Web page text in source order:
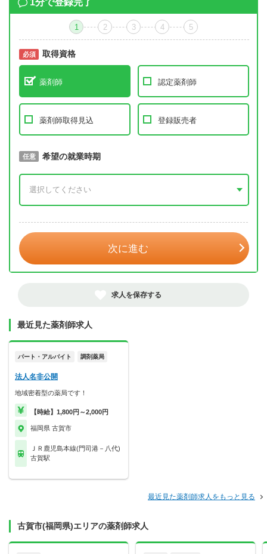
1分で登録完了
1 2 3 4 5
必須 取得資格
薬剤師 認定薬剤師
薬剤師取得見込 登録販売者
必須 取得予定年
任意 希望の就業時期
次に進む
求人を保存する
最近見た薬剤師求人
パート・アルバイト 調剤薬局
法人名非公開
地域密着型の薬局です！
【時給】1,800円～2,000円
福岡県 古賀市
ＪＲ鹿児島本線(門司港－八代)
古賀駅
最近見た薬剤師求人をもっと見る
古賀市(福岡県)エリアの薬剤師求人